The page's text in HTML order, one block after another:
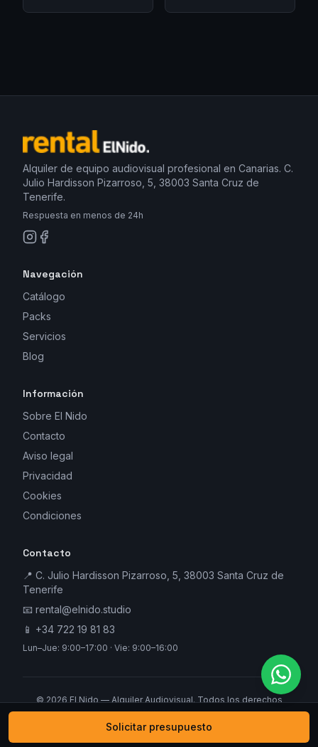
Alquiler de equipo audiovisual profesional en Canarias. C.
Julio Hardisson Pizarroso, 5, 38003 Santa Cruz de
Tenerife.
Respuesta en menos de 24h
Navegación
Catálogo
Packs
Servicios
Blog
Información
Sobre El Nido
Contacto
Aviso legal
Privacidad
Cookies
Condiciones
Contacto
📍 C. Julio Hardisson Pizarroso, 5, 38003 Santa Cruz de
Tenerife
📧 rental@elnido.studio
📱 +34 722 19 81 83
Lun–Jue: 9:00–17:00 · Vie: 9:00–16:00
© 2026 El Nido — Alquiler Audiovisual. Todos los derechos
reservados.
Solicitar presupuesto